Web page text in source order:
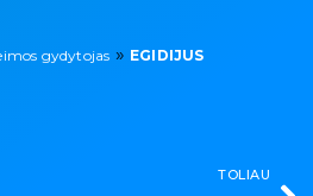
gydytojas » EGIDIJUS
TOLIAU